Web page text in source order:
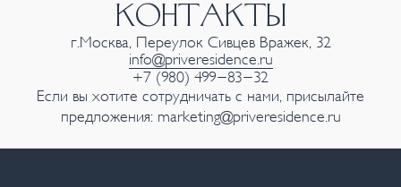
КОНТАКТЫ
г.Москва, Переулок Сивцев Вражек, 32
info@priveresidence.ru
+7 (980) 499-83-32
Если вы хотите сотрудничать с нами, присылайте
предложения: marketing@priveresidence.ru